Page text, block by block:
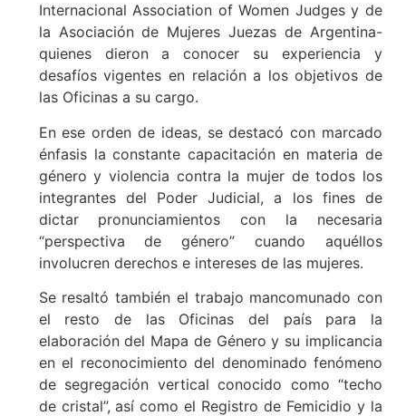
Internacional Association of Women Judges y de
la Asociación de Mujeres Juezas de Argentina-
quienes dieron a conocer su experiencia y
desafíos vigentes en relación a los objetivos de
las Oficinas a su cargo.
En ese orden de ideas, se destacó con marcado
énfasis la constante capacitación en materia de
género y violencia contra la mujer de todos los
integrantes del Poder Judicial, a los fines de
dictar pronunciamientos con la necesaria
“perspectiva de género” cuando aquéllos
involucren derechos e intereses de las mujeres.
Se resaltó también el trabajo mancomunado con
el resto de las Oficinas del país para la
elaboración del Mapa de Género y su implicancia
en el reconocimiento del denominado fenómeno
de segregación vertical conocido como “techo
de cristal”, así como el Registro de Femicidio y la